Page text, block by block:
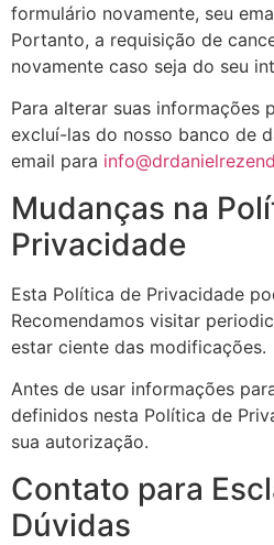
formulário novamente, seu
Portanto, a requisição de
novamente caso seja do seu
Para alterar suas informações
excluí-las do nosso banco de
email para
Mudanças na
Privacidade
Esta Política de Privacidade
Recomendamos visitar
estar ciente das modificações.
Antes de usar informações
definidos nesta Política de
sua autorização.
Contato para
Dúvidas